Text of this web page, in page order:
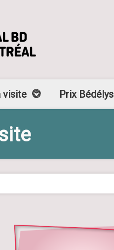
visite Prix Bédélys